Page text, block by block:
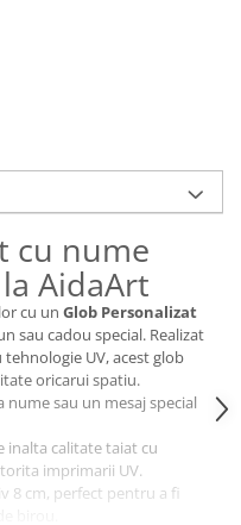
cu nume
AidaArt
cu un Glob Personalizat
sau cadou special. Realizat
UV, acest glob
oricarui spatiu.
nume sau un mesaj special
inalta calitate taiat cu
imprimarii UV.
8 cm, perfect pentru a fi